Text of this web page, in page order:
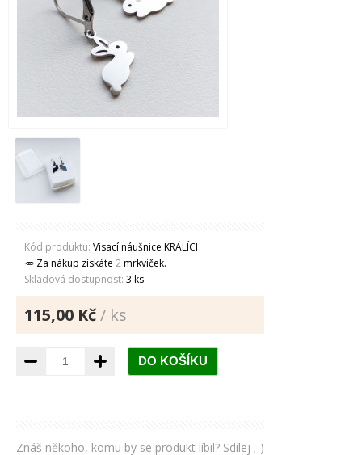
Kód produktu: Visací náušnice KRÁLÍCI
🥕 Za nákup získáte 2mrkviček.
Skladová dostupnost: 3 ks
115,00 Kč/ ks
Znáš někoho, komu by se produkt líbil? Sdílej ;-)